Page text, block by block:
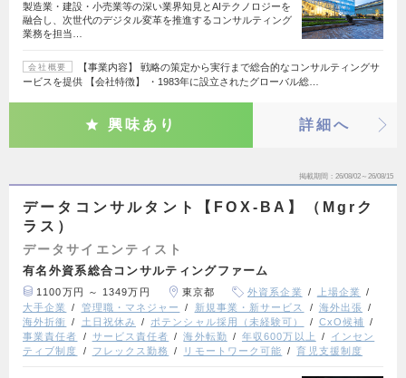
製造業・建設・小売業等の深い業界知見とAIテクノロジーを
融合し、次世代のデジタル変革を推進するコンサルティング
業務を担当…
会社概要
【事業内容】 戦略の策定から実行まで総合的なコンサルティングサ
ービスを提供 【会社特徴】 ・1983年に設立されたグローバル総…
興味あり 詳細へ
掲載期間 26/08/02～26/08/15
データコンサルタント【FOX-BA】（Mgrク
ラス）
データサイエンティスト
有名外資系総合コンサルティングファーム
1100万円 ～ 1349万円 東京都 外資系企業
上場企業
大手企業
管理職・マネジャー 新規事業・新サービス
海外出張
海外折衝
土日祝休み ポテンシャル採用（未経験可）
CxO候補
事業責任者
サービス責任者 海外転勤 年収600万以上
インセン
ティブ制度
フレックス勤務 リモートワーク可能 育児支援制度